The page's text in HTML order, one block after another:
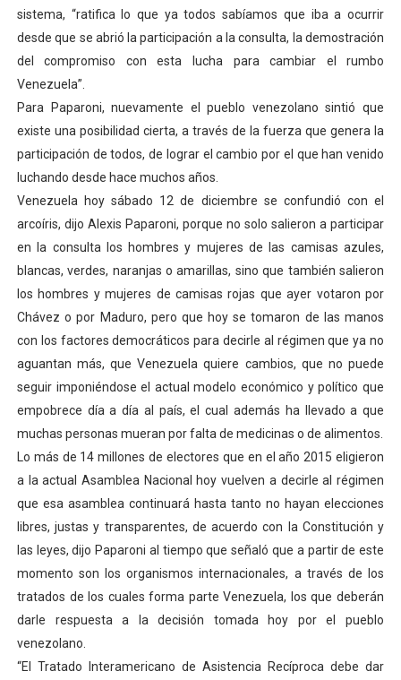
Iniciación al yoga reúne a diversos clubes deportivos
Mincomunas impulsa el autogobierno en Mérida con
Expertos inspeccionan espacios del OAN para la
sistema, “ratifica lo que ya todos sabíamos que iba a ocurrir
desde que se abrió la participación a la consulta, la demostración
del compromiso con esta lucha para cambiar el rumbo
Venezuela”.
Para Paparoni, nuevamente el pueblo venezolano sintió que
existe una posibilidad cierta, a través de la fuerza que genera la
participación de todos, de lograr el cambio por el que han venido
luchando desde hace muchos años.
Venezuela hoy sábado 12 de diciembre se confundió con el
arcoíris, dijo Alexis Paparoni, porque no solo salieron a participar
en la consulta los hombres y mujeres de las camisas azules,
blancas, verdes, naranjas o amarillas, sino que también salieron
los hombres y mujeres de camisas rojas que ayer votaron por
Chávez o por Maduro, pero que hoy se tomaron de las manos
con los factores democráticos para decirle al régimen que ya no
aguantan más, que Venezuela quiere cambios, que no puede
seguir imponiéndose el actual modelo económico y político que
empobrece día a día al país, el cual además ha llevado a que
muchas personas mueran por falta de medicinas o de alimentos.
Lo más de 14 millones de electores que en el año 2015 eligieron
a la actual Asamblea Nacional hoy vuelven a decirle al régimen
que esa asamblea continuará hasta tanto no hayan elecciones
libres, justas y transparentes, de acuerdo con la Constitución y
las leyes, dijo Paparoni al tiempo que señaló que a partir de este
momento son los organismos internacionales, a través de los
tratados de los cuales forma parte Venezuela, los que deberán
darle respuesta a la decisión tomada hoy por el pueblo
venezolano.
“El Tratado Interamericano de Asistencia Recíproca debe dar